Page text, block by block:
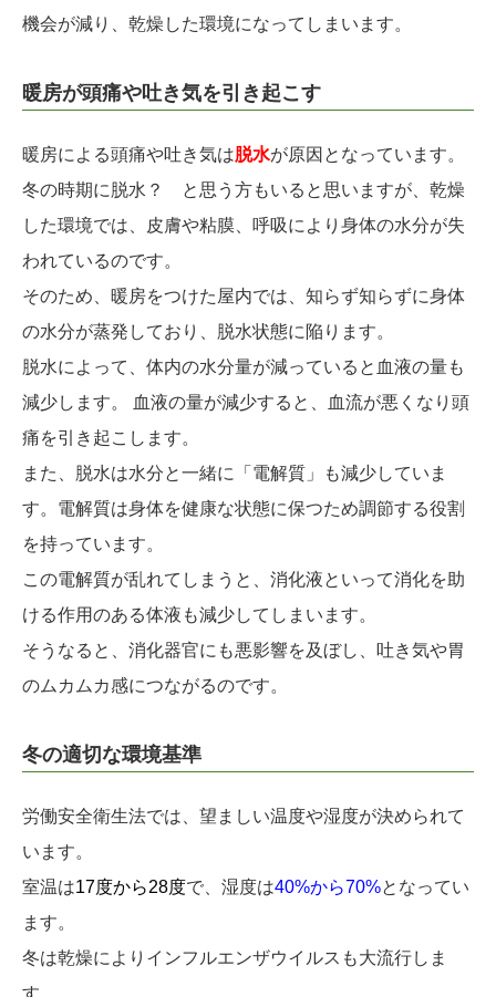
機会が減り、乾燥した環境になってしまいます。
暖房が頭痛や吐き気を引き起こす
暖房による頭痛や吐き気は脱水が原因となっています。
冬の時期に脱水？ と思う方もいると思いますが、乾燥
した環境では、皮膚や粘膜、呼吸により身体の水分が失
われているのです。
そのため、暖房をつけた屋内では、知らず知らずに身体
の水分が蒸発しており、脱水状態に陥ります。
脱水によって、体内の水分量が減っていると血液の量も
減少します。 血液の量が減少すると、血流が悪くなり頭
痛を引き起こします。
また、脱水は水分と一緒に「電解質」も減少していま
す。電解質は身体を健康な状態に保つため調節する役割
を持っています。
この電解質が乱れてしまうと、消化液といって消化を助
ける作用のある体液も減少してしまいます。
そうなると、消化器官にも悪影響を及ぼし、吐き気や胃
のムカムカ感につながるのです。
冬の適切な環境基準
労働安全衛生法では、望ましい温度や湿度が決められて
います。
室温は17度から28度で、湿度は40%から70%となってい
ます。
冬は乾燥によりインフルエンザウイルスも大流行しま